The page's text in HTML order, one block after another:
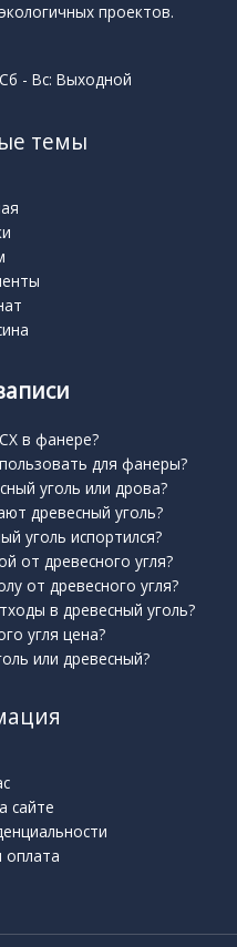
проектов.
- Вс: Выходной
темы
в фанере?
для фанеры?
уголь или дрова?
древесный уголь?
уголь испортился?
от древесного угля?
от древесного угля?
в древесный уголь?
угля цена?
или древесный?
сайте
оплата